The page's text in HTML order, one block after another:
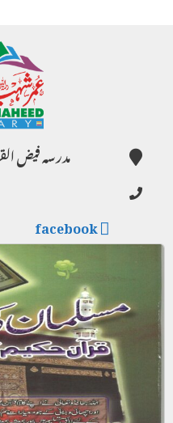
مدرسہ فیض
facebook